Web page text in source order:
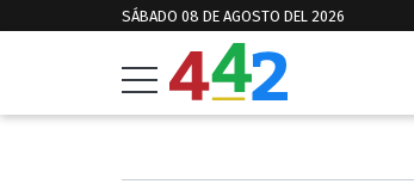
SÁBADO 08 DE AGOSTO DEL 2026